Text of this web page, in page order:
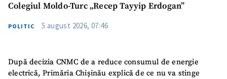
Colegiul Moldo-Turc „Recep Tayyip Erdogan”
POLITIC 5 august 2026, 07:46
După decizia CNMC de a reduce consumul de energie
electrică, Primăria Chișinău explică de ce nu va stinge